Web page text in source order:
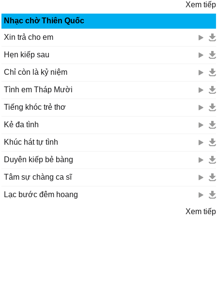
Xem tiếp
Nhạc chờ Thiên Quốc
Xin trả cho em
Hẹn kiếp sau
Chỉ còn là kỷ niệm
Tình em Tháp Mười
Tiếng khóc trẻ thơ
Kẻ đa tình
Khúc hát tự tình
Duyên kiếp bẻ bàng
Tâm sự chàng ca sĩ
Lạc bước đêm hoang
Xem tiếp